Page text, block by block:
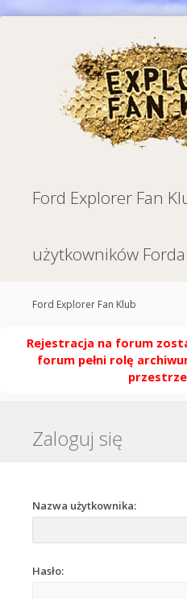
Ford Explorer Fan
użytkowników
Ford Explorer Fan Klub
Rejestracja na forum
forum pełni rolę
Zaloguj się
Nazwa użytkownika:
Hasło: